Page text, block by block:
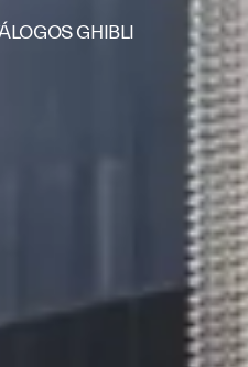
GHIBLI